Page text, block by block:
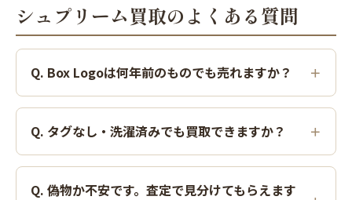
シュプリーム買取のよくある質問
Q. Box Logoは何年前のものでも売れますか？
Q. タグなし・洗濯済みでも買取できますか？
Q. 偽物か不安です。査定で見分けてもらえます